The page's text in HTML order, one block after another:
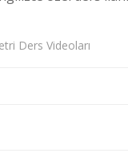
Ders Videoları